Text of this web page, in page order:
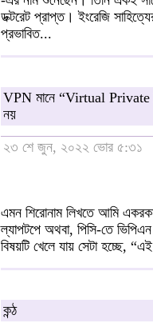
ডক্টরেট প্রাপ্ত। ইংরেজি
প্রভাবিত...
VPN মানে “Virtual Private
নয়
২৩ শে জুন, ২০২২ ভোর ৫:৩১
এমন শিরোনাম লিখতে আমি
ল্যাপটপে অথবা, পিসি-তে
বিষয়টি খেলে যায় সেটা হচ্ছে,
কন্ঠ